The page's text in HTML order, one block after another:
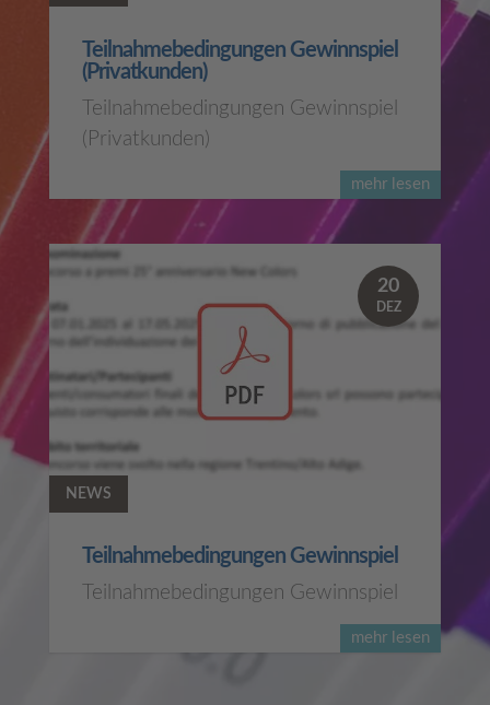
mehr lesen
Teilnahmebedingungen Gewinnspiel
(Privatkunden)
Teilnahmebedingungen Gewinnspiel
(Privatkunden)
mehr lesen
Teilnahmebedingungen Gewinnspiel
NEWS
Teilnahmebedingungen Gewinnspiel
20
DEZ